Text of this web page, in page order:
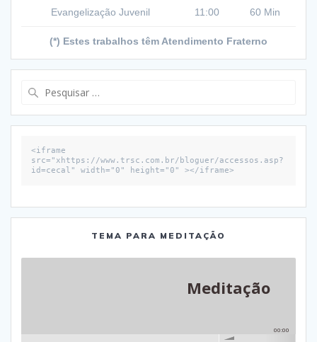
Evangelização Juvenil 11:00 60 Min
(*) Estes trabalhos têm Atendimento Fraterno
<iframe
src="xhttps://www.trsc.com.br/bloguer/accessos.asp?
id=cecal" width="0" height="0" ></iframe>
TEMA PARA MEDITAÇÃO
Meditação
00:00